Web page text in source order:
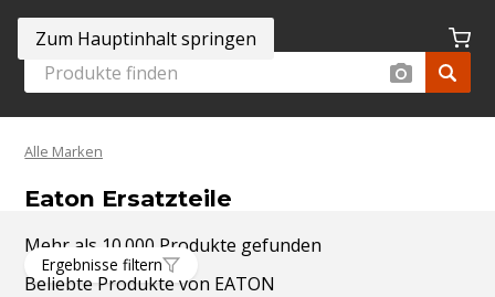
Zum Hauptinhalt springen
Alle Marken
Eaton Ersatzteile
Mehr als 10.000 Produkte gefunden
Ergebnisse filtern
Beliebte Produkte von EATON